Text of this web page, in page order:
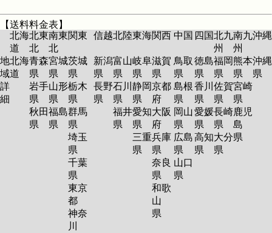
【送料料金表】
北海
道
北東
北
南東
北
関東 信越北陸東海関西 中国 四国北九
州
南九
州
沖縄
地
域
詳
細
北海
道
青森
県
岩手
県
秋田
県
宮城
県
山形
県
福島
県
茨城
県
栃木
県
群馬
県
埼玉
県
千葉
県
東京
都
神奈
川
新潟
県
長野
県
富山
県
石川
県
福井
県
岐阜
県
静岡
県
愛知
県
三重
県
滋賀
県
京都
府
大阪
府
兵庫
県
奈良
県
和歌
山
県
鳥取
県
島根
県
岡山
県
広島
県
山口
県
徳島
県
香川
県
愛媛
県
高知
県
福岡
県
佐賀
県
長崎
県
大分
県
熊本
県
宮崎
県
鹿児
島
県
沖縄
県